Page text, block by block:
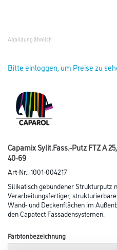
Abbildung ähnlich
Bitte einloggen, um Preise zu
Capamix Sylit.Fass.-Putz FTZ A
40-69
Art-Nr.:1001-004217
Silikatisch gebundener Strukturputz
Verarbeitungsfertiger,
Wand- und Deckenflächen im
den Capatect Fassadensystemen.
Farbtonbezeichnung